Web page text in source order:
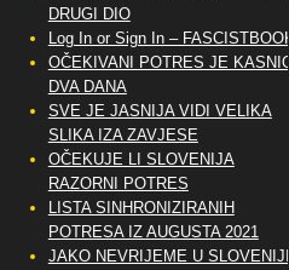
DRUGI DIO
Log In or Sign In – FASCISTBOOK
OČEKIVANI POTRES JE KASNIO
DVA DANA
SVE JE JASNIJA VIDI VELIKA
SLIKA IZA ZAVJESE
OČEKUJE LI SLOVENIJA
RAZORNI POTRES
LISTA SINHRONIZIRANIH
POTRESA IZ AUGUSTA 2021
JAKO NEVRIJEME U SLOVENIJI